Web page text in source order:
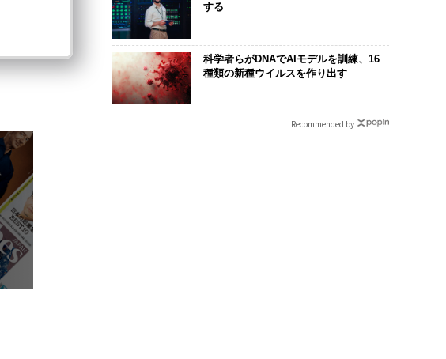
する
科学者らがDNAでAIモデルを訓練、16
種類の新種ウイルスを作り出す
Recommended by